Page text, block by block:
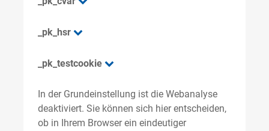
_pk_hsr
_pk_testcookie
In der Grundeinstellung ist die Webanalyse
deaktiviert. Sie können sich hier entscheiden,
ob in Ihrem Browser ein eindeutiger